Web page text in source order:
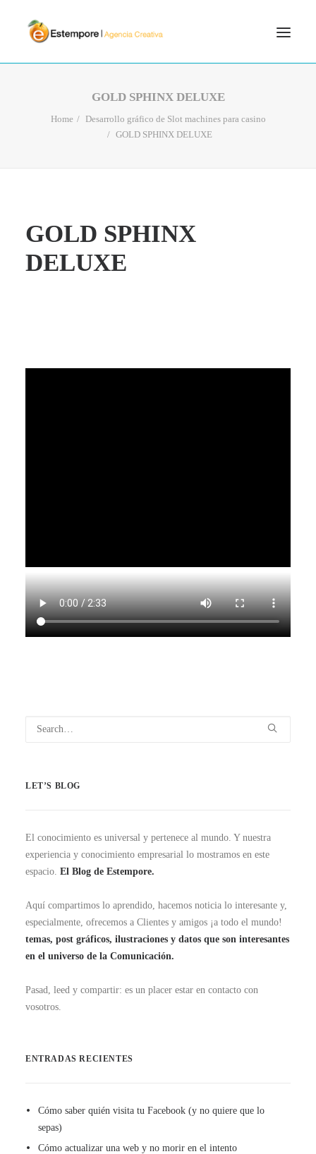
GOLD SPHINX DELUXE
Home
Desarrollo gráfico de Slot machines para casino
GOLD SPHINX DELUXE
GOLD SPHINX
DELUXE
LET’S BLOG
El conocimiento es universal y pertenece al mundo. Y nuestra
experiencia y conocimiento empresarial lo mostramos en este
espacio. El Blog de Estempore.
Aquí compartimos lo aprendido, hacemos noticia lo interesante y,
especialmente, ofrecemos a Clientes y amigos ¡a todo el mundo!
temas, post gráficos, ilustraciones y datos que son interesantes
en el universo de la Comunicación.
Pasad, leed y compartir: es un placer estar en contacto con
vosotros.
ENTRADAS RECIENTES
Cómo saber quién visita tu Facebook (y no quiere que lo
sepas)
Cómo actualizar una web y no morir en el intento